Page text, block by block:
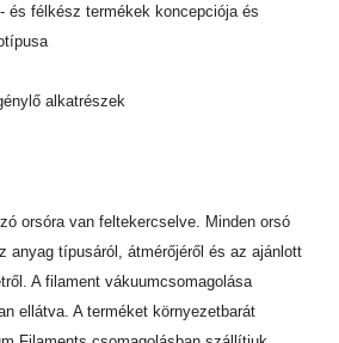
és félkész termékek koncepciója és
alkatrészek
orsóra van feltekercselve. Minden orsó
anyag típusáról, átmérőjéről és az ajánlott
A filament vákuumcsomagolása
ellátva. A terméket környezetbarát